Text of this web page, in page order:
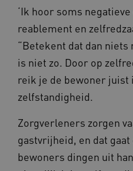
‘Ik hoor soms
reablement en
“Betekent dat dan niets
is niet zo. Door op
reik je de bewoner juist
zelfstandigheid.
Zorgverleners zorgen
gastvrijheid, en dat
bewoners dingen uit